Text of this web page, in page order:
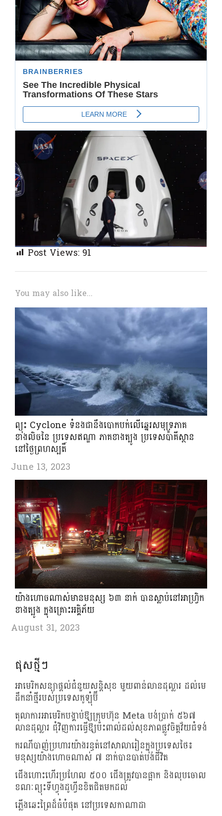
Post Views:91
You may also like...
ព្យុះ Cyclone ទំនងជានឹងបោកបក់លើឆ្នេរសមុទ្រភាគ
ខាងលិចនៃ ប្រទេសឥណ្ឌា ភាគខាងត្បូង ប្រទេសប៉ាគីស្ថាន
នៅថ្ងៃព្រហស្បតិ៍
June 13, 2023
យ៉ាងហោច​ណាស់​មានមនុស្ស ​៦៣ ​នាក់ ​បាន​ស្លាប់​នៅ​អា​ហ្រ្វិ​ក​
ខាង​ត្បូង ​ក្នុង​គ្រោះ​អគ្គិភ័យ
August 31, 2023
ផុសថ្មីៗ
អាមេរិកសន្យាផ្តល់ជំនួយសន្តិសុខ មួយពាន់លានដុល្លារ ដល់មេ
ដឹកនាំថ្មីរបស់ប្រទេសកូឡុំប៊ី
តុលាការអាមេរិកបង្គាប់ឱ្យក្រុមហ៊ុន Meta បង់ប្រាក់ ៥៦៧
លានដុល្លារ ជុំវិញការធ្វើឱ្យប៉ះពាល់ដល់សុខភាពផ្លូវចិត្តវ័យជំទង់
ករណីបាញ់ប្រហារយ៉ាងរន្ធត់នៅសាលារៀនក្នុងប្រទេសថៃ៖
មនុស្សយ៉ាងហោចណាស់ ៧ នាក់បានបាត់បង់ជីវិត
ជើងហោះហើរប្រហែល ៥០០ ជើងត្រូវបានផ្អាក និងលុបចោល
ខណៈព្យុះទីហ្វុងដូហ្វីនខិតជិតមកដល់
ភ្លើងឆេះព្រៃដ៏ធំបំផុត នៅប្រទេសកាណាដា